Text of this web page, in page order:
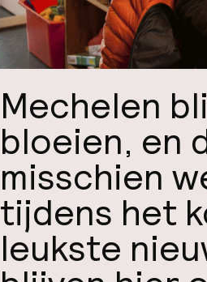
Mechelen
bloeien, en
misschien
tijdens het
leukste